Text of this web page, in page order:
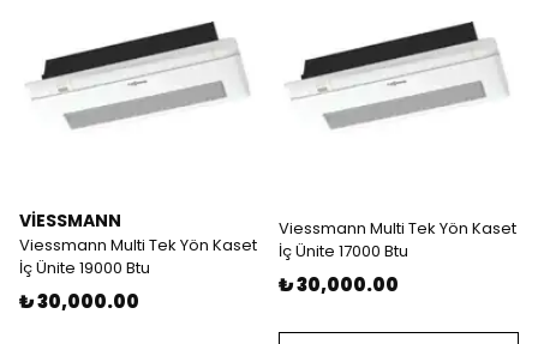
VİESSMANN
Viessmann Multi Tek Yön Kaset
İç Ünite 19000 Btu
₺ 30,000.00
Viessmann Multi Tek Yön Kaset
İç Ünite 17000 Btu
₺ 30,000.00